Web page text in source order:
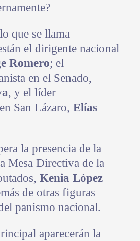
que se llama
el dirigente nacional
Romero; el
en el Senado,
, y el líder
San Lázaro, Elías
la presencia de la
Mesa Directiva de la
Kenia López
de otras figuras
panismo nacional.
aparecerán la